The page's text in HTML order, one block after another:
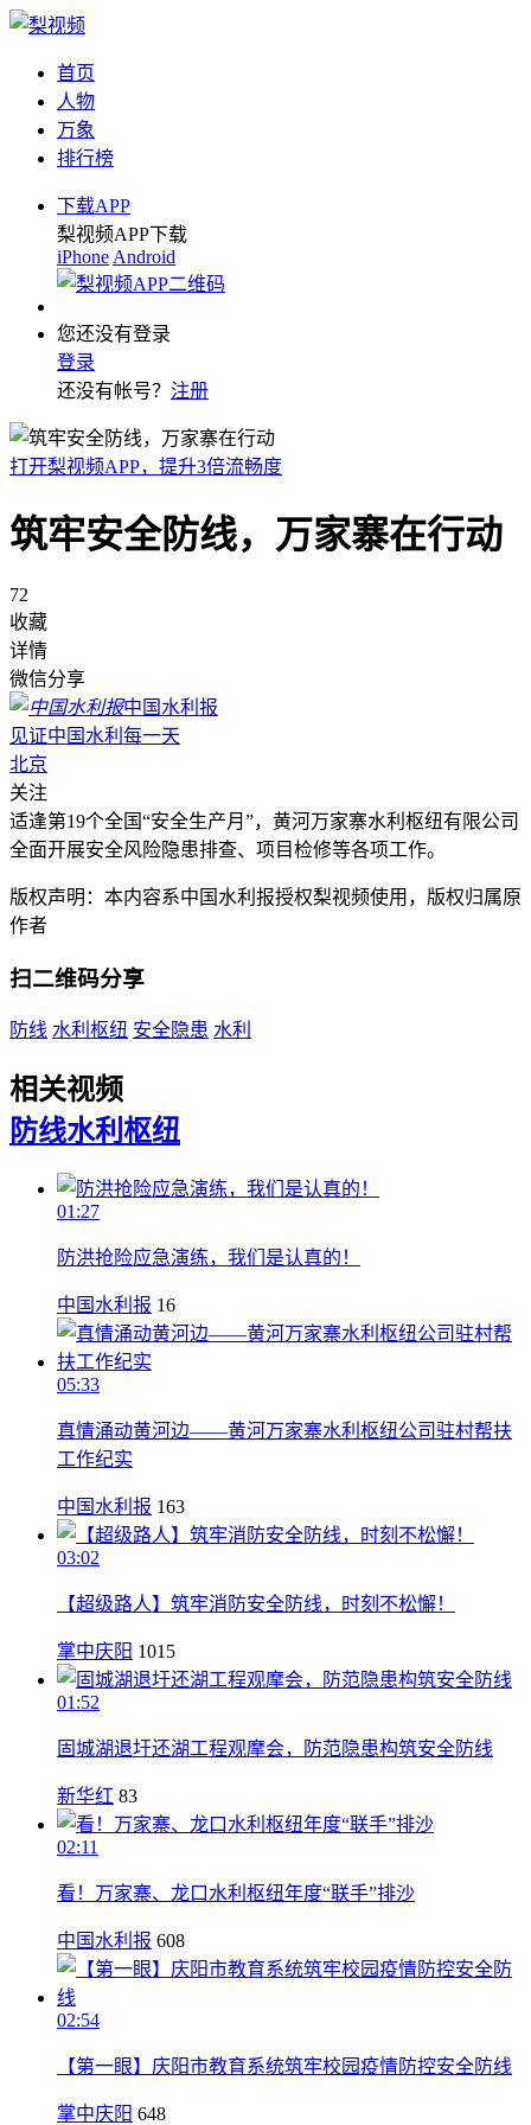
首页
人物
万象
排行榜
下载APP
梨视频APP下载
iPhone Android
您还没有登录
登录
还没有帐号？ 注册
打开梨视频APP，提升3倍流畅度
筑牢安全防线，万家寨在行动
72
收藏
详情
微信分享
中国水利报
见证中国水利每一天
北京
关注
适逢第19个全国“安全生产月”，黄河万家寨水利枢纽有限公司
全面开展安全风险隐患排查、项目检修等各项工作。
版权声明：本内容系中国水利报授权梨视频使用，版权归属原
作者
扫二维码分享
防线 水利枢纽 安全隐患 水利
相关视频
防线水利枢纽
01:27
防洪抢险应急演练，我们是认真的！
中国水利报 16
05:33
真情涌动黄河边——黄河万家寨水利枢纽公司驻村帮扶
工作纪实
中国水利报 163
03:02
【超级路人】筑牢消防安全防线，时刻不松懈！
掌中庆阳 1015
01:52
固城湖退圩还湖工程观摩会，防范隐患构筑安全防线
新华红 83
02:11
看！万家寨、龙口水利枢纽年度“联手”排沙
中国水利报 608
02:54
【第一眼】庆阳市教育系统筑牢校园疫情防控安全防线
掌中庆阳 648